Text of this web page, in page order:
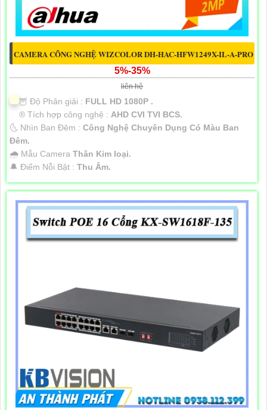
CAMERA CÔNG NGHỆ WIZCOLOR DH-HAC-HFW1249X-IL-A-PRO
5%-35%
liên hệ
🦉 Độ Phân giải : FULL HD 1080P .
®️ Tích hợp công nghệ : AHD CVI TVI BCS.
🌜 Nhìn Ban Đêm : Công Nghệ Chuyên Dụng Có Màu Ban
Ðêm.
🌧️ Mẫu Camera Thân Kim loại.
️🔔 Điểm Nỗi Bật : Thu Âm.